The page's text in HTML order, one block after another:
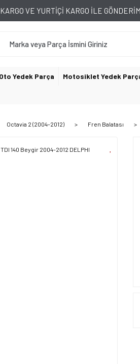
VE YURTİÇİ KARGO İLE
Oto Yedek Parça Motosiklet Yedek
Octavia 2 (2004-2012) Fren Balatası